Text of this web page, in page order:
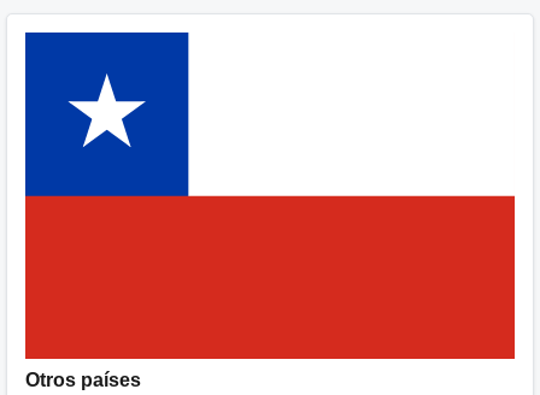
Otros países